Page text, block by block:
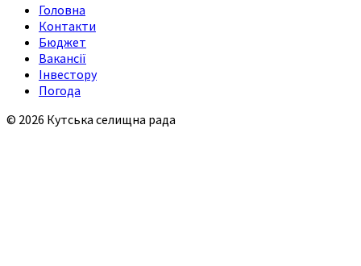
Головна
Контакти
Бюджет
Вакансії
Інвестору
Погода
© 2026 Кутська селищна рада